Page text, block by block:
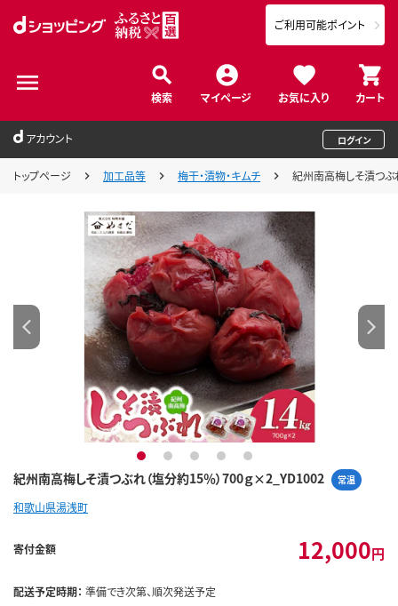
検索 マイページ お気に入り カート
ご利用可能ポイント
アカウント ログイン
トップページ 加工品等 梅干・漬物・キムチ 紀州南高梅しそ漬つ
紀州南高梅しそ漬つぶれ（塩分約15％）700ｇ×2_YD1002 常温
1 2 3 4 5
和歌山県湯浅町
寄付金額 12,000円
配送予定時期： 準備でき次第、順次発送予定